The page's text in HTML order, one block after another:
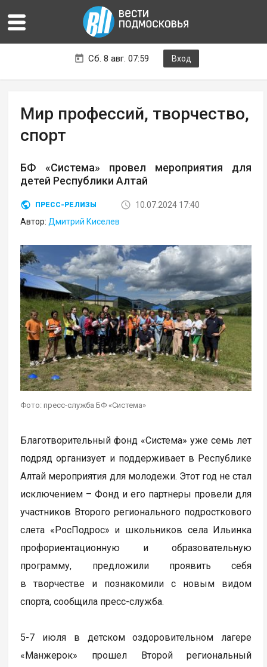
Сб. 8 авг. 07:59 Вход
Мир профессий, творчество,
спорт
БФ «Система» провел мероприятия для
детей Республики Алтай
ПРЕСС-РЕЛИЗЫ
10.07.2024 17:40
Автор:Дмитрий Киселев
Фото: пресс-служба БФ «Система»
Благотворительный фонд «Система» уже семь лет
подряд организует и поддерживает в Республике
Алтай мероприятия для молодежи. Этот год не стал
исключением – Фонд и его партнеры провели для
участников Второго регионального подросткового
слета «РосПодрос» и школьников села Ильинка
профориентационную и образовательную
программу, предложили проявить себя
в творчестве и познакомили с новым видом
спорта, сообщила пресс-служба.
5-7 июля в детском оздоровительном лагере
«Манжерок» прошел Второй региональный